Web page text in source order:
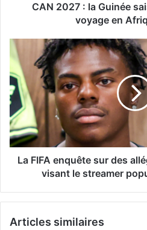
CAN 2027 : la Guinée
voyage en
La FIFA enquête sur des
visant le streamer
Articles similaires